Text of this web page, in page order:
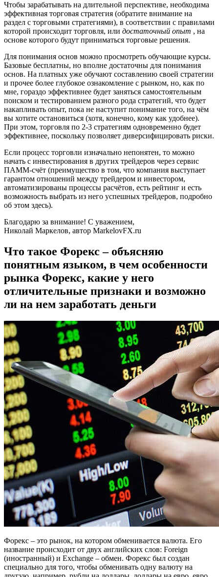
Чтобы зарабатывать на длительной перспективе, необходима
эффективная торговая стратегия (обратите внимание на
раздел с торговыми стратегиями), в соответствии с правилами
которой происходит торговля, или достаточный опыт , на
основе которого будут приниматься торговые решения.
Для понимания основ можно просмотреть обучающие курсы.
Базовые бесплатны, но вполне достаточны для понимания
основ. На платных уже обучают составлению своей стратегии
и прочее более глубокое ознакомление с рынком, но, как по
мне, гораздо эффективнее будет заняться самостоятельным
поиском и тестированием разного рода стратегий, что будет
накапливать опыт, пока не наступит понимание того, на чём
вы хотите остановиться (хотя, конечно, кому как удобнее).
При этом, торговля по 2-3 стратегиям одновременно будет
эффективнее, поскольку позволяет диверсифицировать риски.
Если процесс торговли изначально непонятен, то можно
начать с инвестирования в других трейдеров через сервис
ПАММ-счёт (преимущество в том, что компания выступает
гарантом отношений между трейдером и инвестором,
автоматизированы процессы расчётов, есть рейтинг и есть
возможность выбрать из него успешных трейдеров, подробно
об этом здесь).
Благодарю за внимание! С уважением,
Николай Маркелов, автор MarkelovFX.ru
Что такое Форекс – объясняю
понятным языком, в чем особенности
рынка Форекс, какие у него
отличительные признаки и возможно
ли на нем заработать деньги
Форекс – это рынок, на котором обменивается валюта. Его
название происходит от двух английских слов: Foreign
(иностранный) и Exchange – обмен. Форекс был создан
специально для того, чтобы обменивать одну валюту на